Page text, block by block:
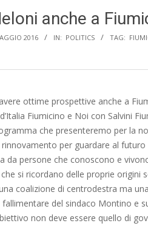
anche a
2016 IN: POLITICS TAG:
ottime prospettive anche a
Fiumicino e Noi con Salvini
che presenteremo per la
per guardare al futuro
da persone che conoscono e
si ricordano delle proprie origini
coalizione di centrodestra ma
del sindaco Montino e
non deve essere quello di